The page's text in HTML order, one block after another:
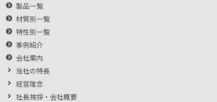
製品一覧
材質別一覧
特性別一覧
事例紹介
会社案内
当社の特長
経営理念
社長挨拶・会社概要